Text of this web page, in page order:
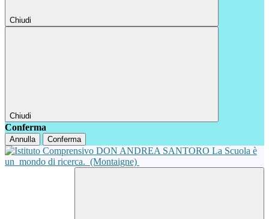
Chiudi
Chiudi
Conferma
Annulla Conferma
La Scuola è
un mondo di ricerca. (Montaigne)